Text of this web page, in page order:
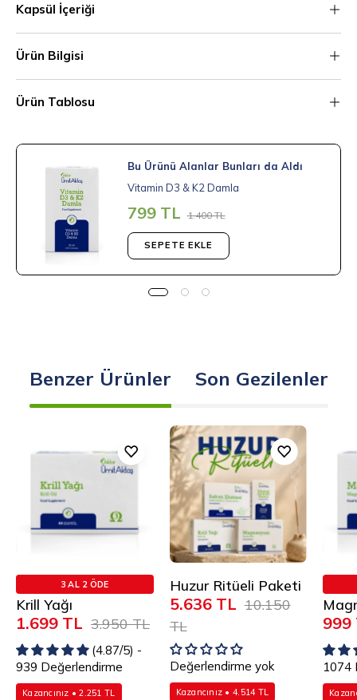
Kapsül İçeriği
Ürün Bilgisi
Ürün Tablosu
Bu Ürünü Alanlar Bunları da Aldı
Vitamin D3 & K2 Damla
799 TL 1.400 TL
SEPETE EKLE
Benzer Ürünler Son Gezilenler
Yağı
3 AL 2 ÖDE
Krill Yağı
1.699 TL 3.950 TL
(4.87/5) -
939 Değerlendirme
Kazancınız • 2.251 TL
Huzur
Ritüeli
Paketi
Huzur Ritüeli Paketi
5.636 TL 10.150
TL
Değerlendirme yok
Kazancınız • 4.514 TL
999
1074